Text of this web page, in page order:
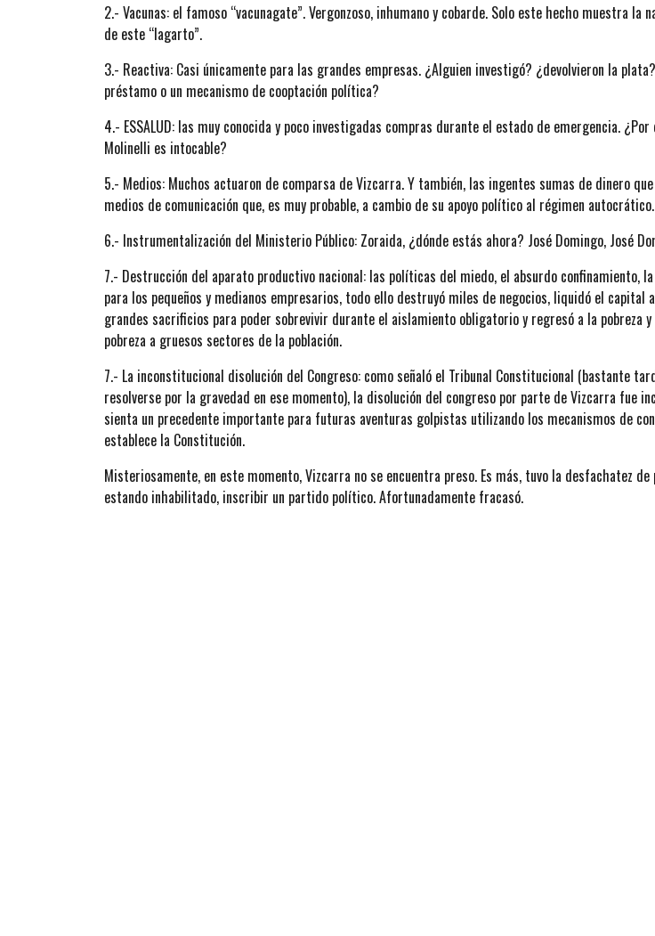
2.- Vacunas: el famoso “vacunagate”. Vergonzoso, inhumano y cobarde. Solo este hecho muestra la
de este “lagarto”.
3.- Reactiva: Casi únicamente para las grandes empresas. ¿Alguien investigó? ¿devolvieron la
préstamo o un mecanismo de cooptación política?
4.- ESSALUD: las muy conocida y poco investigadas compras durante el estado de emergencia. ¿Por
Molinelli es intocable?
5.- Medios: Muchos actuaron de comparsa de Vizcarra. Y también, las ingentes sumas de dinero
medios de comunicación que, es muy probable, a cambio de su apoyo político al régimen autocrático.
6.- Instrumentalización del Ministerio Público: Zoraida, ¿dónde estás ahora? José Domingo, José
7.- Destrucción del aparato productivo nacional: las políticas del miedo, el absurdo confinamiento,
para los pequeños y medianos empresarios, todo ello destruyó miles de negocios, liquidó el capital
grandes sacrificios para poder sobrevivir durante el aislamiento obligatorio y regresó a la pobreza
pobreza a gruesos sectores de la población.
7.- La inconstitucional disolución del Congreso: como señaló el Tribunal Constitucional (bastante
resolverse por la gravedad en ese momento), la disolución del congreso por parte de Vizcarra fue
sienta un precedente importante para futuras aventuras golpistas utilizando los mecanismos de
establece la Constitución.
Misteriosamente, en este momento, Vizcarra no se encuentra preso. Es más, tuvo la desfachatez de
estando inhabilitado, inscribir un partido político. Afortunadamente fracasó.